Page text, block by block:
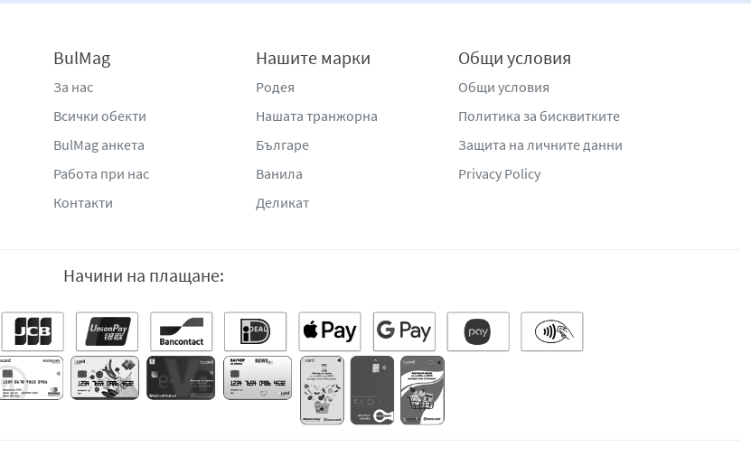
BulMag
За нас
Всички обекти
BulMag анкета
Работа при нас
Контакти
Нашите марки
Родея
Нашата транжорна
Българе
Ванила
Деликат
Общи условия
Общи условия
Политика за бисквитките
Защита на личните данни
Privacy Policy
Начини на плащане: